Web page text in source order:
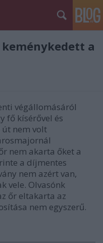
a
végállomásáról
fő kísérővel és
út nem volt
nem akarta őket a
a díjmentes
nem azért van,
vele. Olvasónk
őr eltakarta az
nem egyszerű.